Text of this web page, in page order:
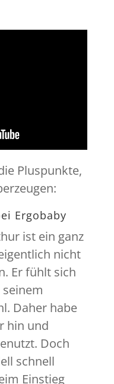
Pluspunkte,
Ergobaby
ist ein ganz
nicht
Er fühlt sich
Daher habe
hin und
Doch
schnell
Einstieg